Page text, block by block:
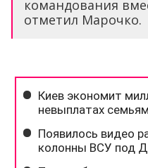
командования
отметил Марочко.